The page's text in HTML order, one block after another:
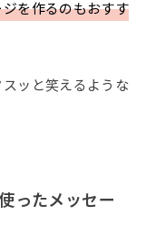
を作るのもおすす
ッと笑えるような
ったメッセー